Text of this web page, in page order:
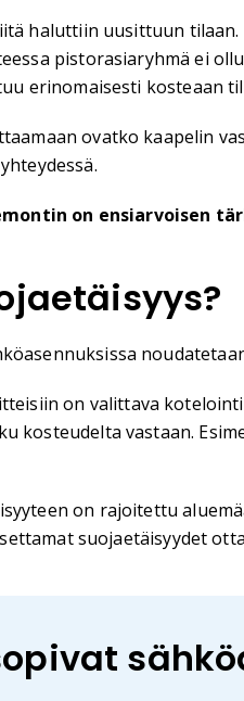
haluttiin uusittuun
pistorasiaryhmä ei
erinomaisesti kosteaan
ovatko kaapelin
on ensiarvoisen
on valittava
kosteudelta vastaan.
on rajoitettu
suojaetäisyydet